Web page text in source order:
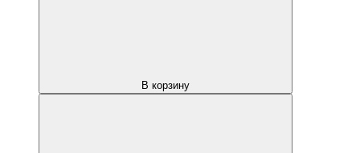
В корзину